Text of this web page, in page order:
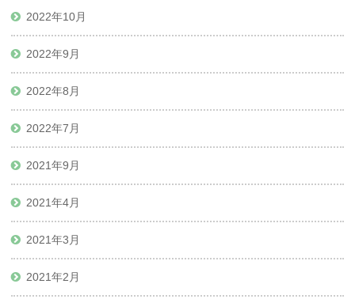
2022年10月
2022年9月
2022年8月
2022年7月
2021年9月
2021年4月
2021年3月
2021年2月